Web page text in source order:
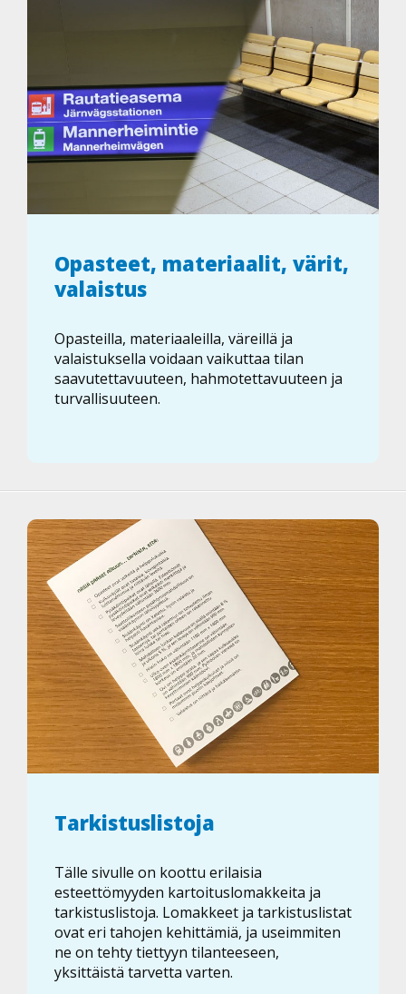
Opasteet, materiaalit, värit,
valaistus
Opasteilla, materiaaleilla, väreillä ja
valaistuksella voidaan vaikuttaa tilan
saavutettavuuteen, hahmotettavuuteen ja
turvallisuuteen.
Tarkistuslistoja
Tälle sivulle on koottu erilaisia
esteettömyyden kartoituslomakkeita ja
tarkistuslistoja. Lomakkeet ja tarkistuslistat
ovat eri tahojen kehittämiä, ja useimmiten
ne on tehty tiettyyn tilanteeseen,
yksittäistä tarvetta varten.